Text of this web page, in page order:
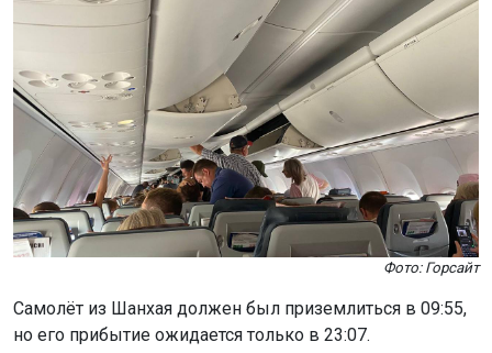
Фото: Горсайт
Самолёт из Шанхая должен был приземлиться в 09:55,
но его прибытие ожидается только в 23:07.